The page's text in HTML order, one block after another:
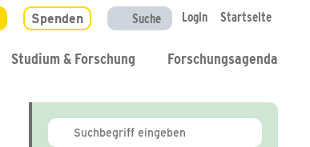
Spenden Suche Login Startseite
Studium & Forschung Forschungsagenda